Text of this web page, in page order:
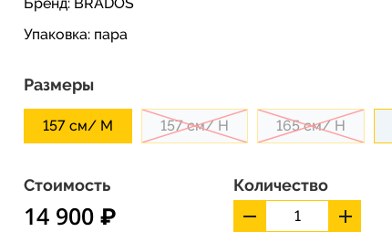
Упаковка: пара
Размеры
157 см/ M 157 см/ H 165 см/ H
Стоимость
14 900 ₽
Количество